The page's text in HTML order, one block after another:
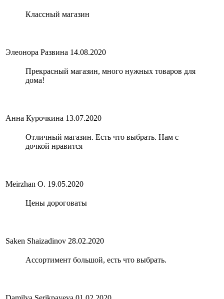
Классный магазин
Элеонора Развина 14.08.2020
Прекрасный магазин, много нужных товаров для
дома!
Анна Курочкина 13.07.2020
Отличный магазин. Есть что выбрать. Нам с
дочкой нравится
Meirzhan O. 19.05.2020
Цены дороговаты
Saken Shaizadinov 28.02.2020
Ассортимент большой, есть что выбрать.